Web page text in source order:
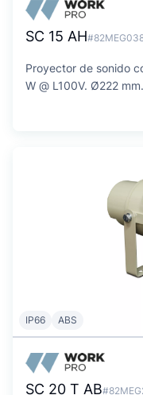
SC 15 AH
Proyector de sonido
W @ L100V. Ø222
IP66 ABS
SC 20 T AB